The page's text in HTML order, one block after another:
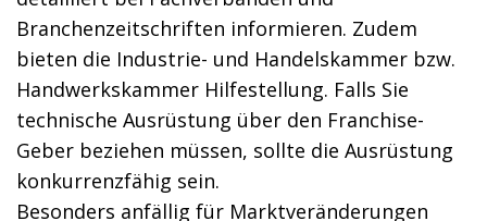
Branchenzeitschriften informieren. Zudem
bieten die Industrie- und Handelskammer bzw.
Handwerkskammer Hilfestellung. Falls Sie
technische Ausrüstung über den Franchise-
Geber beziehen müssen, sollte die Ausrüstung
konkurrenzfähig sein.
Besonders anfällig für Marktveränderungen